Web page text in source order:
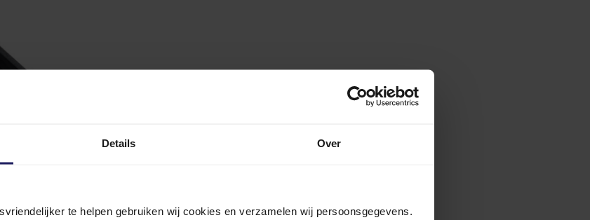
Details Over
te helpen gebruiken wij cookies en verzamelen wij persoonsgegevens.